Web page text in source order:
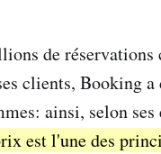
de réservations
clients, Booking
ainsi, selon
est l'une des